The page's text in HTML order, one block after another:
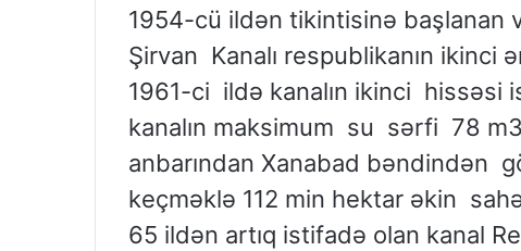
1954-cü ildən tikintisinə başlanan
Şirvan Kanalı respublikanın ikinci
1961-ci ildə kanalın ikinci hissəsi
kanalın maksimum su sərfi 78
anbarından Xanabad bəndindən
keçməklə 112 min hektar əkin
65 ildən artıq istifadə olan kanal